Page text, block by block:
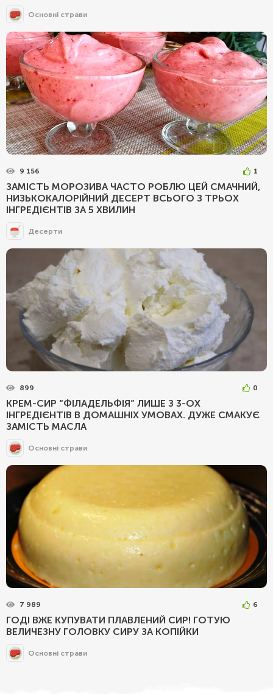
Основні страви
9 156 1
ЗАМІСТЬ МОРОЗИВА ЧАСТО РОБЛЮ ЦЕЙ СМАЧНИЙ,
НИЗЬКОКАЛОРІЙНИЙ ДЕСЕРТ ВСЬОГО З ТРЬОХ
ІНГРЕДІЄНТІВ ЗА 5 ХВИЛИН
Десерти
899 0
КРЕМ-СИР “ФІЛАДЕЛЬФІЯ” ЛИШЕ З 3-ОХ
ІНГРЕДІЄНТІВ В ДОМАШНІХ УМОВАХ. ДУЖЕ СМАКУЄ
ЗАМІСТЬ МАСЛА
Основні страви
7 989 6
ГОДІ ВЖЕ КУПУВАТИ ПЛАВЛЕНИЙ СИР! ГОТУЮ
ВЕЛИЧЕЗНУ ГОЛОВКУ СИРУ ЗА КОПІЙКИ
Основні страви